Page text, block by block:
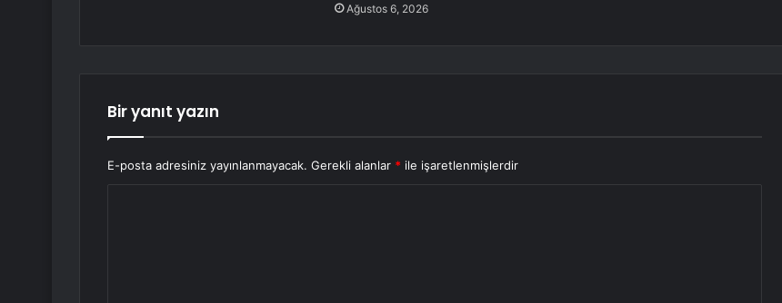
Ağustos 6, 2026
Bir yanıt yazın
E-posta adresiniz yayınlanmayacak. Gerekli alanlar * ile işaretlenmişlerdir